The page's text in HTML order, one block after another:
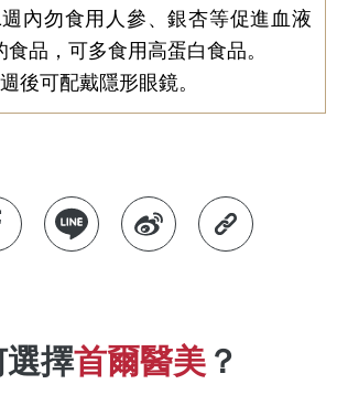
內勿食用人參、銀杏等促進血液
食品，可多食用高蛋白食品。
後可配戴隱形眼鏡。
擇首爾醫美 ？